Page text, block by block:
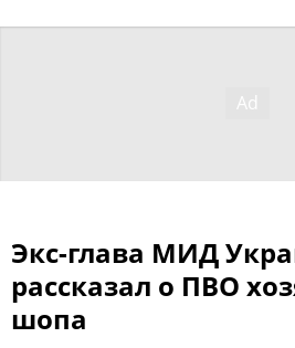
Экс-глава МИД
рассказал о ПВО
шопа